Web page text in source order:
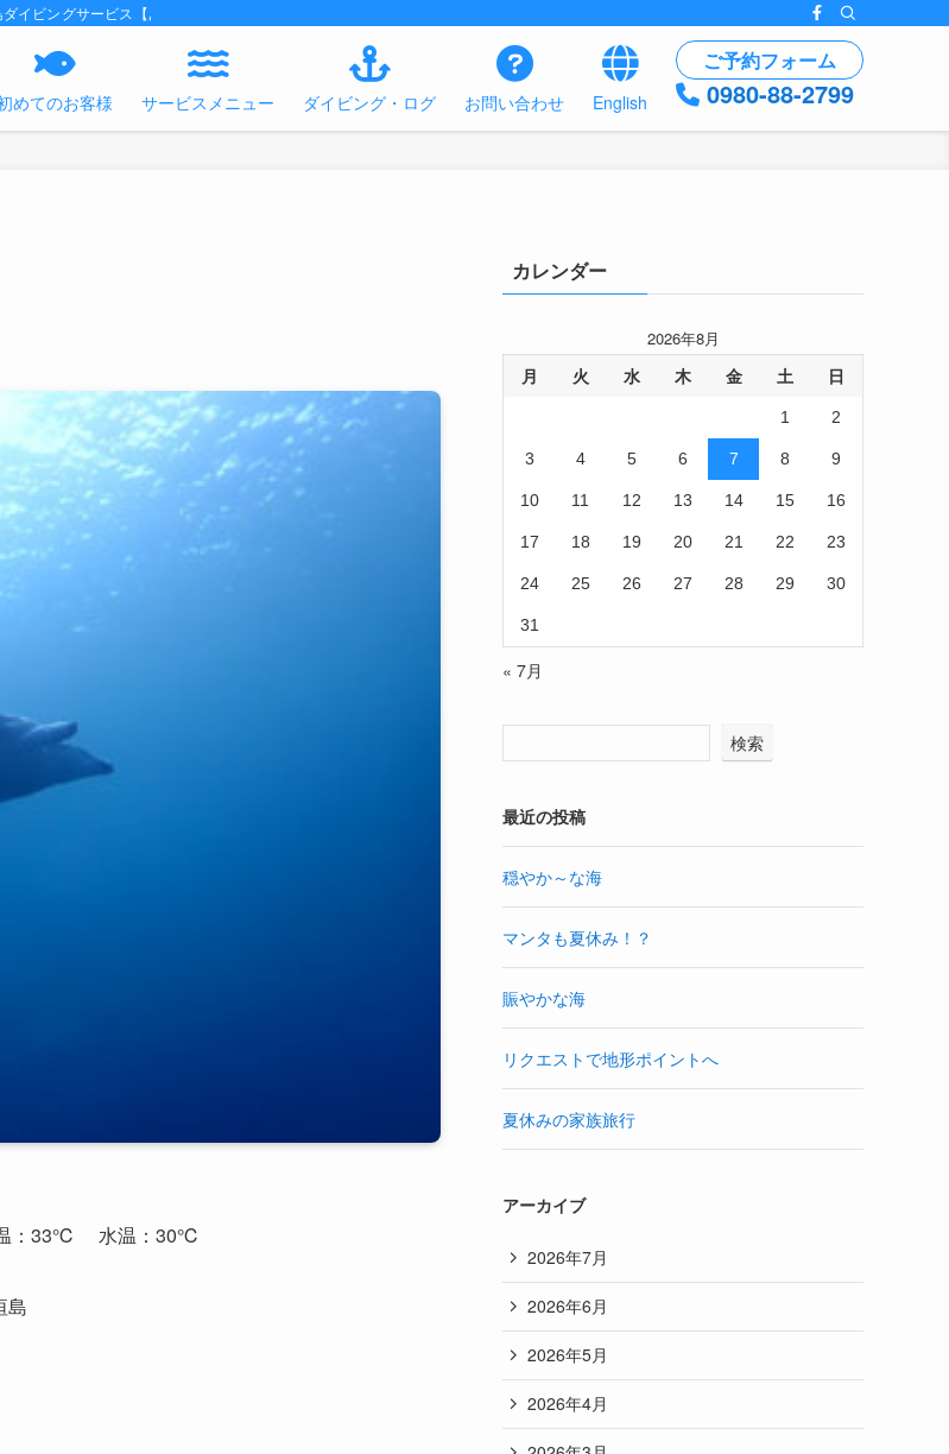
ビングサービス【あくあの時間】におまかせください！
めてのお客様 サービスメニュー ダイビング・ログ お問い合わせ English
ご予約フォーム
0980-88-2799
：33℃ 水温：30℃
島
カレンダー
2026年8月
月 火 水 木 金 土 日
1 2
3 4 5 6 7 8 9
10 11 12 13 14 15 16
17 18 19 20 21 22 23
24 25 26 27 28 29 30
31
« 7月
検索
最近の投稿
穏やか～な海
マンタも夏休み！？
賑やかな海
リクエストで地形ポイントへ
夏休みの家族旅行
アーカイブ
2026年7月
2026年6月
2026年5月
2026年4月